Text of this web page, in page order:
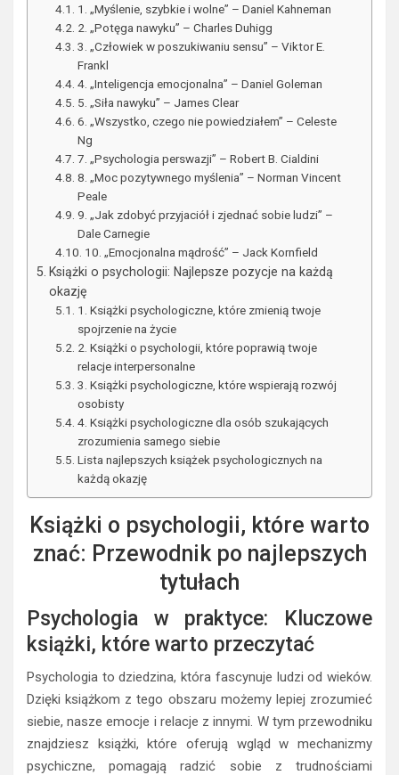
1. „Myślenie, szybkie i wolne” – Daniel Kahneman
2. „Potęga nawyku” – Charles Duhigg
3. „Człowiek w poszukiwaniu sensu” – Viktor E.
Frankl
4. „Inteligencja emocjonalna” – Daniel Goleman
5. „Siła nawyku” – James Clear
6. „Wszystko, czego nie powiedziałem” – Celeste
Ng
7. „Psychologia perswazji” – Robert B. Cialdini
8. „Moc pozytywnego myślenia” – Norman Vincent
Peale
9. „Jak zdobyć przyjaciół i zjednać sobie ludzi” –
Dale Carnegie
10. „Emocjonalna mądrość” – Jack Kornfield
Książki o psychologii: Najlepsze pozycje na każdą
okazję
1. Książki psychologiczne, które zmienią twoje
spojrzenie na życie
2. Książki o psychologii, które poprawią twoje
relacje interpersonalne
3. Książki psychologiczne, które wspierają rozwój
osobisty
4. Książki psychologiczne dla osób szukających
zrozumienia samego siebie
Lista najlepszych książek psychologicznych na
każdą okazję
Książki o psychologii, które warto
znać: Przewodnik po najlepszych
tytułach
Psychologia w praktyce: Kluczowe
książki, które warto przeczytać
Psychologia to dziedzina, która fascynuje ludzi od wieków.
Dzięki książkom z tego obszaru możemy lepiej zrozumieć
siebie, nasze emocje i relacje z innymi. W tym przewodniku
znajdziesz książki, które oferują wgląd w mechanizmy
psychiczne, pomagają radzić sobie z trudnościami